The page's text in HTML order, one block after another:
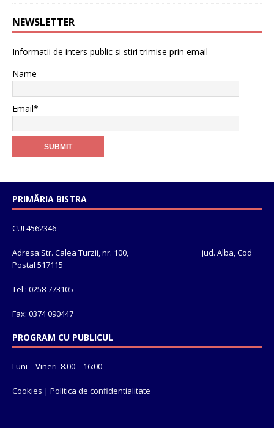
NEWSLETTER
Informatii de inters public si stiri trimise prin email
Name
Email*
PRIMĂRIA BISTRA
CUI 4562346
Adresa:Str. Calea Turzii, nr. 100, jud. Alba, Cod
Postal 517115
Tel : 0258 773105
Fax: 0374 090447
PROGRAM CU PUBLICUL
Luni – Vineri 8.00 – 16:00
Cookies | Politica de confidentialitate